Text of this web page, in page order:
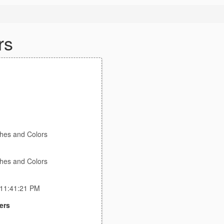
and Colors
and Colors
PM